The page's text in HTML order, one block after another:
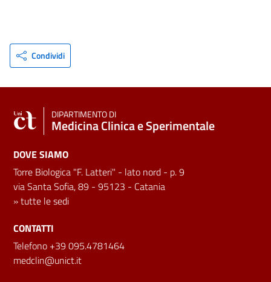
Condividi
DIPARTIMENTO DI
Medicina Clinica e Sperimentale
DOVE SIAMO
Torre Biologica "F. Latteri" - lato nord - p. 9
via Santa Sofia, 89 - 95123 - Catania
»tutte le sedi
CONTATTI
Telefono +39 095.4781464
medclin@unict.it